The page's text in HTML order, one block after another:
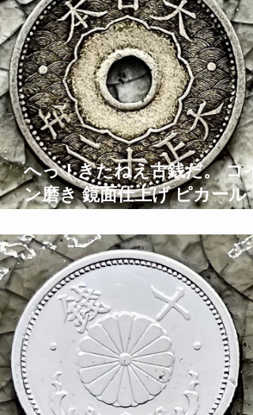
へっ！きたねえ古銭だ。 コイ
ン磨き 鏡面仕上げ ピカール
Restoration Time Lapse